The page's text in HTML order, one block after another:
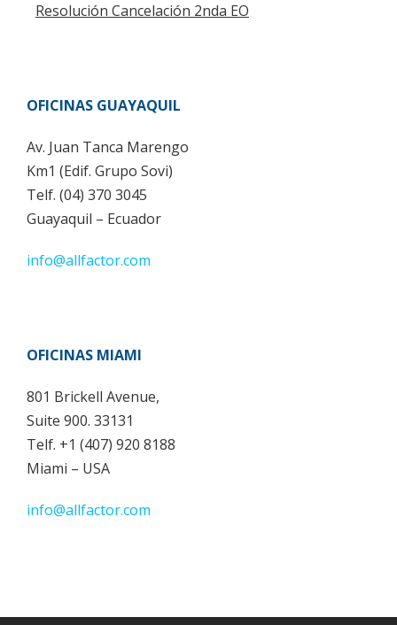
Resolución Cancelación 2nda EO
OFICINAS GUAYAQUIL
Av. Juan Tanca Marengo
Km1 (Edif. Grupo Sovi)
Telf. (04) 370 3045
Guayaquil – Ecuador
info@allfactor.com
OFICINAS MIAMI
801 Brickell Avenue,
Suite 900. 33131
Telf. +1 (407) 920 8188
Miami – USA
info@allfactor.com